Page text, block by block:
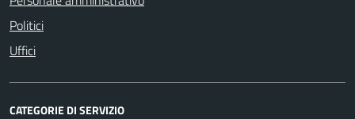
Politici
Uffici
CATEGORIE DI SERVIZIO